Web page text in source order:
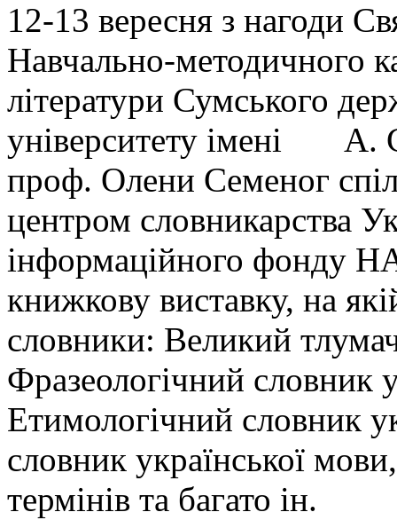
12-13 вересня з нагоди
Навчально-методичного
літератури Сумського
університету імені А.
проф. Олени Семеног
центром словникарства
інформаційного фонду
книжкову виставку, на
словники: Великий
Фразеологічний словник
Етимологічний словник
словник української
термінів та багато ін.